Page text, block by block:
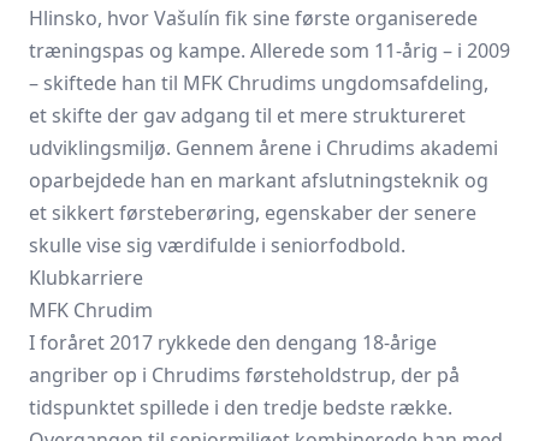
Hlinsko, hvor Vašulín fik sine første organiserede
træningspas og kampe. Allerede som 11-årig – i 2009
– skiftede han til MFK Chrudims ungdomsafdeling,
et skifte der gav adgang til et mere struktureret
udviklingsmiljø. Gennem årene i Chrudims akademi
oparbejdede han en markant afslutningsteknik og
et sikkert førsteberøring, egenskaber der senere
skulle vise sig værdifulde i seniorfodbold.
Klubkarriere
MFK Chrudim
I foråret 2017 rykkede den dengang 18-årige
angriber op i Chrudims førsteholdstrup, der på
tidspunktet spillede i den tredje bedste række.